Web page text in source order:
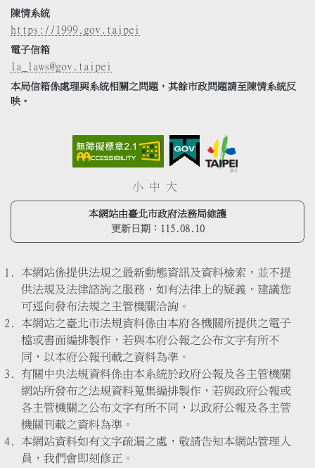
陳情系統
https://1999.gov.taipei
電子信箱
la_laws@gov.taipei
本局信箱係處理與系統相關之問題，其餘市政問題請至陳情系統反
映。
小 中 大
本網站由臺北市政府法務局維護
更新日期： 115.08.10
本網站係提供法規之最新動態資訊及資料檢索，並不提
供法規及法律諮詢之服務，如有法律上的疑義，建議您
可逕向發布法規之主管機關洽詢。
本網站之臺北市法規資料係由本府各機關所提供之電子
檔或書面編排製作，若與本府公報之公布文字有所不
同，以本府公報刊載之資料為準。
有關中央法規資料係由本系統於政府公報及各主管機關
網站所發布之法規資料蒐集編排製作，若與政府公報或
各主管機關之公布文字有所不同，以政府公報及各主管
機關刊載之資料為準。
本網站資料如有文字疏漏之處，敬請告知本網站管理人
員，我們會即刻修正。